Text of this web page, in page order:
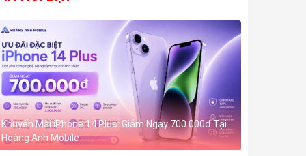
Khuyến Mãi iPhone 14 Plus: Giảm Ngay 700.000đ Tại
Hoàng Anh Mobile